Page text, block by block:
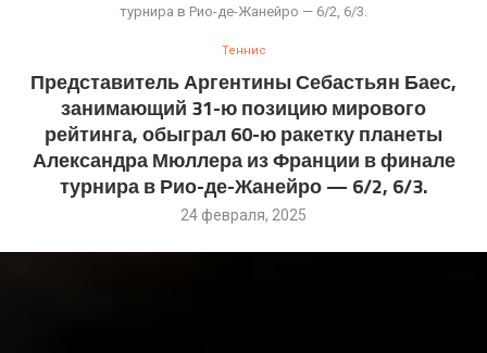
турнира в Рио-де-Жанейро — 6/2, 6/3.
Теннис
Представитель Аргентины Себастьян Баес ,
занимающий 31-ю позицию мирового
рейтинга, обыграл 60-ю ракетку планеты
Александра Мюллера из Франции в финале
турнира в Рио-де-Жанейро — 6/2, 6/3.
24 февраля, 2025